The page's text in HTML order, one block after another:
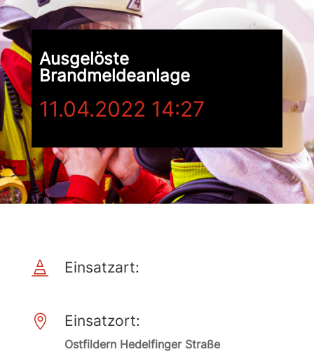
Ausgelöste
Brandmeldeanlage
11.04.2022 14:27
 Einsatzart:
 Einsatzort:
Ostfildern Hedelfinger Straße